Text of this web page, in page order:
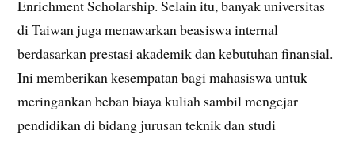
Enrichment Scholarship. Selain itu, banyak universitas
di Taiwan juga menawarkan beasiswa internal
berdasarkan prestasi akademik dan kebutuhan finansial.
Ini memberikan kesempatan bagi mahasiswa untuk
meringankan beban biaya kuliah sambil mengejar
pendidikan di bidang jurusan teknik dan studi